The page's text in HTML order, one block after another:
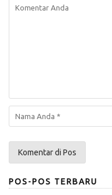
POS-POS TERBARU